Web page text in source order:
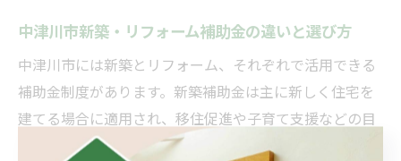
中津川市新築・リフォーム補助金の違いと選び方
中津川市には新築とリフォーム、それぞれで活用できる
補助金制度があります。新築補助金は主に新しく住宅を
建てる場合に適用され、移住促進や子育て支援などの目
的で設けられています。一方、リフォーム補助金は既存